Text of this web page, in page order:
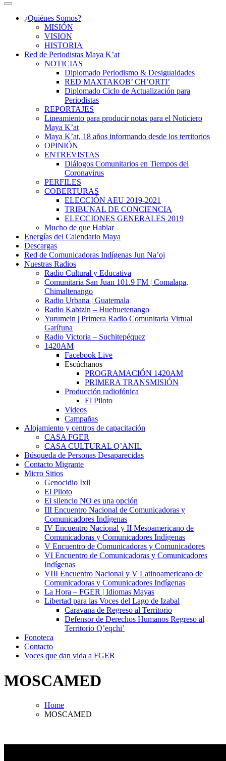
¿Quiénes Somos?
MISIÓN
VISION
HISTORIA
Red de Periodistas Maya K’at
NOTICIAS
Diplomado Periodismo & Desigualdades
RED MAXTAKOB’ CH’ORTI’
Diplomado Ciclo de Actualización para
Periodistas
REPORTAJES
Lineamiento para producir notas para el Noticiero
Maya K’at
Maya K’at, 18 años informando desde los territorios
OPINIÓN
ENTREVISTAS
Diálogos Comunitarios en Tiempos del
Coronavirus
PERFILES
COBERTURAS
ELECCIÓN AEU 2019-2021
TRIBUNAL DE CONCIENCIA
ELECCIONES GENERALES 2019
Mucho de que Hablar
Energías del Calendario Maya
Descargas
Red de Comunicadoras Indígenas Jun Na’oj
Nuestras Radios
Radio Cultural y Educativa
Comunitaria San Juan 101.9 FM | Comalapa,
Chimaltenango
Radio Urbana | Guatemala
Radio Kabtzin – Huehuetenango
Yurumein | Primera Radio Comunitaria Virtual
Garífuna
Radio Victoria – Suchitepéquez
1420AM
Facebook Live
Escúchanos
PROGRAMACIÓN 1420AM
PRIMERA TRANSMISIÓN
Producción radiofónica
El Piloto
Videos
Campañas
Alojamiento y centros de capacitación
CASA FGER
CASA CULTURAL Q’ANIL
Búsqueda de Personas Desaparecidas
Contacto Migrante
Micro Sitios
Genocidio Ixil
El Piloto
El silencio NO es una opción
III Encuentro Nacional de Comunicadoras y
Comunicadores Indígenas
IV Encuentro Nacional y II Mesoamericano de
Comunicadoras y Comunicadores Indígenas
V Encuentro de Comunicadoras y Comunicadores
VI Encuentro de Comunicadoras y Comunicadores
Indígenas
VIII Encuentro Nacional y V Latinoamericano de
Comunicadoras y Comunicadores Indígenas
La Hora – FGER | Idiomas Mayas
Libertad para las Voces del Lago de Izabal
Caravana de Regreso al Territorio
Defensor de Derechos Humanos Regreso al
Territorio Q’eqchi’
Fonoteca
Contacto
Voces que dan vida a FGER
MOSCAMED
Home
MOSCAMED